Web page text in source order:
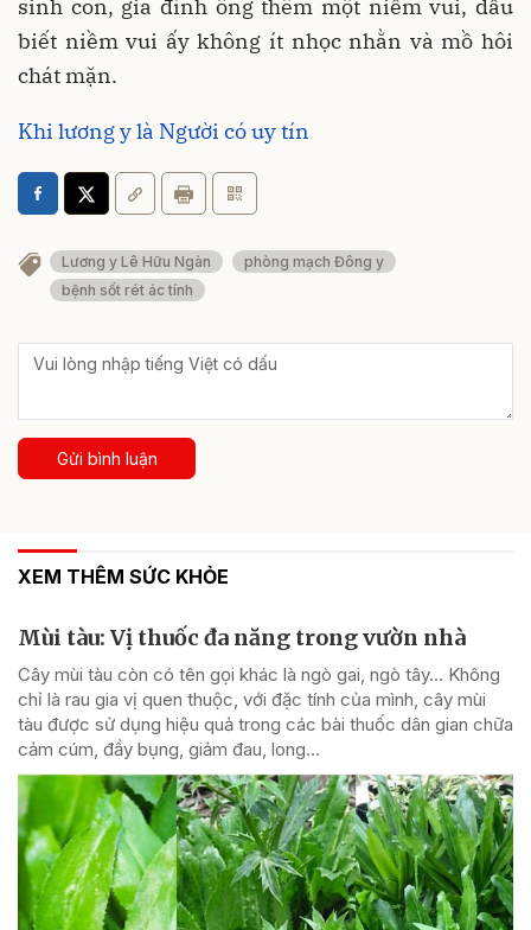
sinh con, gia đình ông thêm một niềm vui, dẫu
biết niềm vui ấy không ít nhọc nhằn và mồ hôi
chát mặn.
Khi lương y là Người có uy tín
Lương y Lê Hữu Ngàn
phòng mạch Đông y
bệnh sốt rét ác tính
Gửi bình luận
XEM THÊM SỨC KHỎE
Mùi tàu: Vị thuốc đa năng trong vườn nhà
Cây mùi tàu còn có tên gọi khác là ngò gai, ngò tây… Không
chỉ là rau gia vị quen thuộc, với đặc tính của mình, cây mùi
tàu được sử dụng hiệu quả trong các bài thuốc dân gian chữa
cảm cúm, đầy bụng, giảm đau, long...